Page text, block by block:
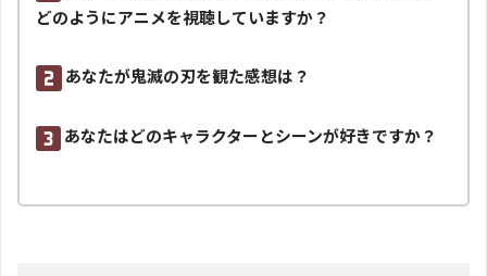
どのようにアニメを視聴していますか？
あなたが鬼滅の刃を観た感想は？
あなたはどのキャラクターとシーンが好きですか？